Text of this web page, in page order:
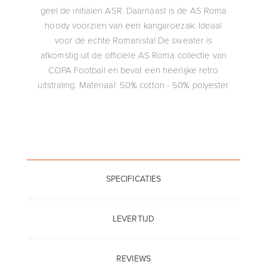
geel de initialen ASR. Daarnaast is de AS Roma
hoody voorzien van een kangaroezak. Ideaal
voor de echte Romanista! De sweater is
afkomstig uit de officiële AS Roma collectie van
COPA Football en bevat een heerlijke retro
uitstraling. Materiaal: 50% cotton - 50% polyester
SPECIFICATIES
LEVERTIJD
REVIEWS